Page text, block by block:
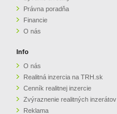
Právna poradňa
Financie
O nás
Info
O nás
Realitná inzercia na TRH.sk
Cenník realitnej inzercie
Zvýraznenie realitných inzerátov
Reklama